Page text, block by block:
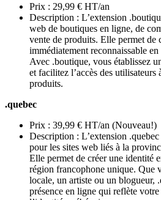
Prix : 29,99 € HT/an
Description : L’extension
web de boutiques en ligne, de
vente de produits. Elle permet de
immédiatement reconnaissable
Avec .boutique, vous établissez
et facilitez l’accès des utilisateurs
produits.
.quebec
Prix : 39,99 € HT/an (Nouveau!)
Description : L’extension
pour les sites web liés à la
Elle permet de créer une identité
région francophone unique. Que
locale, un artiste ou un blogueur,
présence en ligne qui reflète